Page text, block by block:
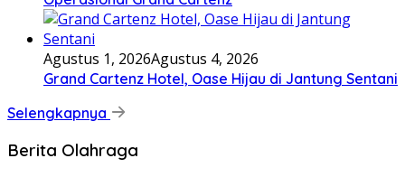
Agustus 1, 2026Agustus 4, 2026
Grand Cartenz Hotel, Oase Hijau di Jantung Sentani
Selengkapnya
Berita Olahraga